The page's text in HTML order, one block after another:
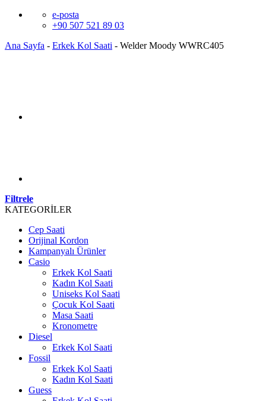
e-posta
+90 507 521 89 03
Ana Sayfa - Erkek Kol Saati - Welder Moody WWRC405
Filtrele
KATEGORİLER
Cep Saati
Orijinal Kordon
Kampanyalı Ürünler
Casio
Erkek Kol Saati
Kadın Kol Saati
Uniseks Kol Saati
Çocuk Kol Saati
Masa Saati
Kronometre
Diesel
Erkek Kol Saati
Fossil
Erkek Kol Saati
Kadın Kol Saati
Guess